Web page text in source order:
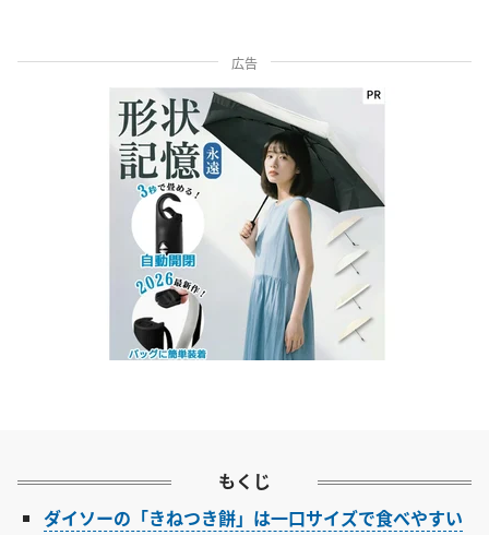
広告
もくじ
ダイソーの「きねつき餅」は一口サイズで食べやすい